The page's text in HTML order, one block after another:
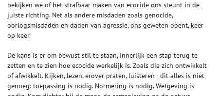
bekijken we of het strafbaar maken van ecocide ons steunt in de
juiste richting. Net als andere misdaden zoals genocide,
oorlogsmisdaden en daden van agressie, ons geweten opent, keer
op keer.
De kans is er om bewust stil te staan, innerlijk een stap terug te
zetten en te zien hoe ecocide werkelijk is. Zoals die zich ontwikkelt
of afwikkelt. Kijken, lezen, erover praten, luisteren - dit alles is niet
genoeg: toepassing is nodig. Normering is nodig. Wetgeving is